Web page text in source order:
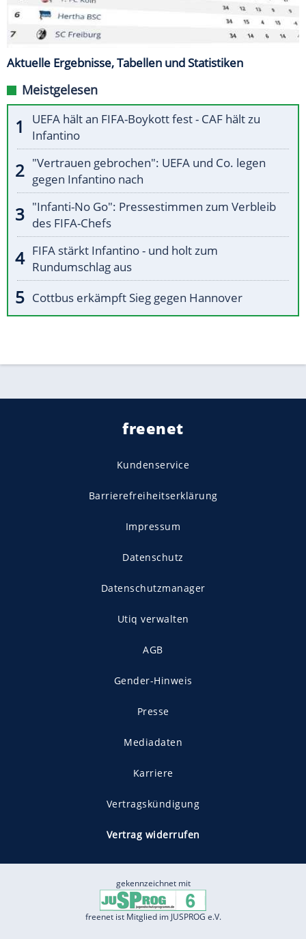
Aktuelle Ergebnisse, Tabellen und Statistiken
Meistgelesen
UEFA hält an FIFA-Boykott fest - CAF hält zu
Infantino
"Vertrauen gebrochen": UEFA und Co. legen
gegen Infantino nach
"Infanti-No Go": Pressestimmen zum Verbleib
des FIFA-Chefs
FIFA stärkt Infantino - und holt zum
Rundumschlag aus
Cottbus erkämpft Sieg gegen Hannover
freenet
Kundenservice
Barrierefreiheitserklärung
Impressum
Datenschutz
Datenschutzmanager
Utiq verwalten
AGB
Gender-Hinweis
Presse
Mediadaten
Karriere
Vertragskündigung
Vertrag widerrufen
gekennzeichnet mit
freenet ist Mitglied im JUSPROG e.V.